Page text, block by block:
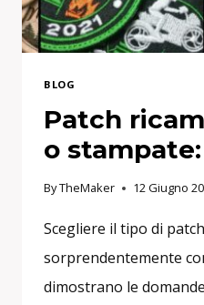
BLOG
Patch
o
ByTheMaker 12 Giugno
Scegliere il tipo di
sorprendentemente
dimostrano le